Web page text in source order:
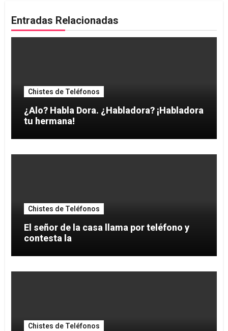
Entradas Relacionadas
Chistes de Teléfonos
¿Alo? Habla Dora. ¿Habladora? ¡Habladora
tu hermana!
Chistes de Teléfonos
El señor de la casa llama por teléfono y
contesta la
Chistes de Teléfonos